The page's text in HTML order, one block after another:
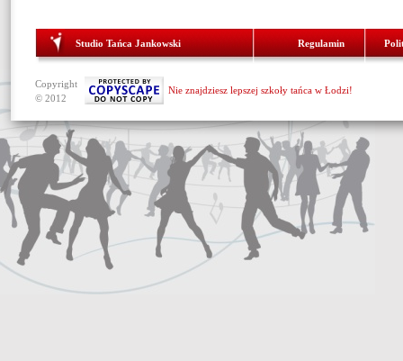
Studio Tańca Jankowski Regulamin
Copyright
© 2012
Nie znajdziesz lepszej szkoły tańca w Łodzi!